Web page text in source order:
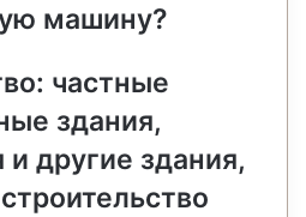
машину?
частные
здания,
другие здания,